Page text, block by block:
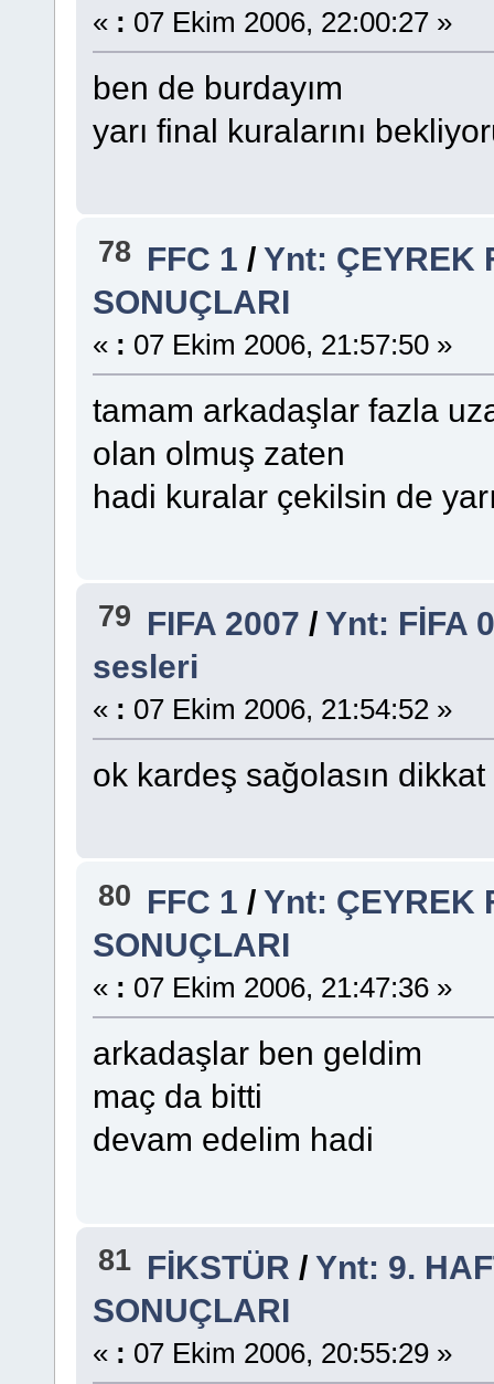
« : 07 Ekim 2006, 22:00:27 »
ben de burdayım
yarı final kuralarını
78 FFC 1 /Ynt: ÇEYREK
SONUÇLARI
« : 07 Ekim 2006, 21:57:50 »
tamam arkadaşlar fazla
olan olmuş zaten
hadi kuralar çekilsin de
79 FIFA 2007 /Ynt: FİFA
sesleri
« : 07 Ekim 2006, 21:54:52 »
ok kardeş sağolasın
80 FFC 1 /Ynt: ÇEYREK
SONUÇLARI
« : 07 Ekim 2006, 21:47:36 »
arkadaşlar ben geldim
maç da bitti
devam edelim hadi
81 FİKSTÜR/Ynt: 9.
SONUÇLARI
« : 07 Ekim 2006, 20:55:29 »